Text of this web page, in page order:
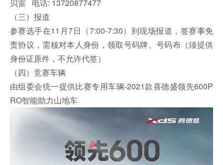
贝雷 电话: 13720877477
（三）报道
参赛选手在11月7日（7:00-7:30）到现场报道，签赛事免
责协议，需核对本人身份，领取号码牌、号码布（须提供
身份证原件，不允许代签）
（四）竞赛车辆
由组委会统一提供比赛专用车辆-2021款喜德盛领先600P
RO智能助力山地车